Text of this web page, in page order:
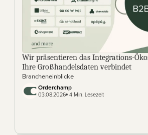
Wir präsentieren das Integrations-
Ihre Großhandelsdaten verbindet
Brancheneinblicke
Orderchamp
03.08.2026 4 Min. Lesezeit